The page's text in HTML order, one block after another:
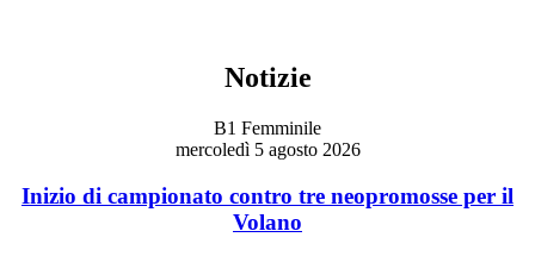
Notizie
B1 Femminile
mercoledì 5 agosto 2026
Inizio di campionato contro tre neopromosse per il
Volano